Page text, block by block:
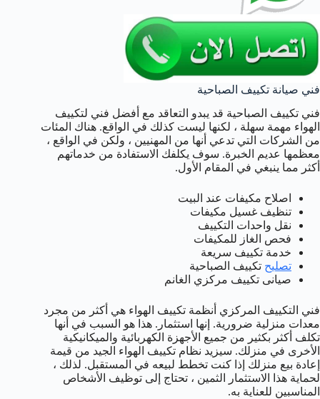
فني صيانة تكييف الصباحية
فني تكييف الصباحية قد يبدو التعاقد مع أفضل فني لتكييف
الهواء مهمة سهلة ، لكنها ليست كذلك في الواقع. هناك المئات
من الشركات التي تدعي أنها من المهنيين ، ولكن في الواقع ،
معظمها عديم الخبرة. سوف يكلفك الاستفادة من خدماتهم
أكثر مما ينبغي في المقام الأول.
اصلاح مكيفات عند البيت
تنظيف غسيل مكيفات
نقل واحدات التكييف
فحص الغاز للمكيفات
خدمة تكييف سريعة
تصليح تكييف الصباحية
صيانى تكييف مركزي الغانم
فني التكييف المركزي أنظمة تكييف الهواء هي أكثر من مجرد
معدات منزلية ضرورية. إنها استثمار. هذا هو السبب في أنها
تكلف أكثر بكثير من جميع الأجهزة الكهربائية والميكانيكية
الأخرى في منزلك. سيزيد نظام تكييف الهواء الجيد من قيمة
إعادة بيع منزلك إذا كنت تخطط لبيعه في المستقبل. لذلك ،
لحماية هذا الاستثمار الثمين ، تحتاج إلى توظيف الأشخاص
المناسبين للعناية به.